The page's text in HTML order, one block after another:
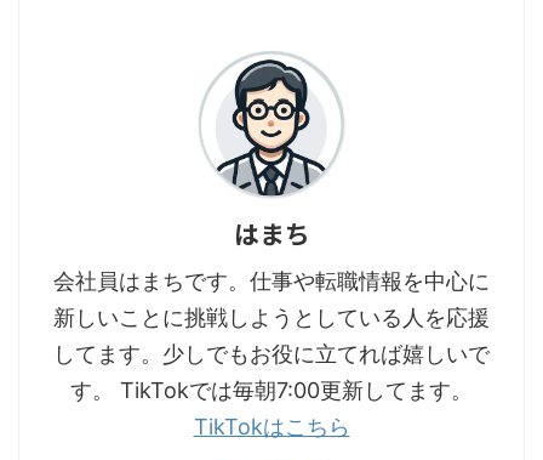
はまち
会社員はまちです。仕事や転職情報を中心に
新しいことに挑戦しようとしている人を応援
してます。少しでもお役に立てれば嬉しいで
す。 TikTokでは毎朝7:00更新してます。
TikTokはこちら